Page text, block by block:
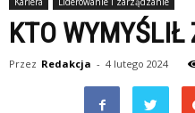
KTO WYMYŚLIŁ
Przez Redakcja - 4 lutego 2024